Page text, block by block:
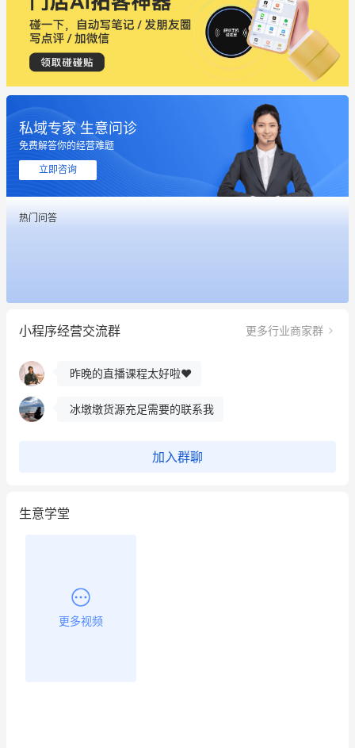
私域专家 生意问诊
免费解答你的经营难题
立即咨询
热门问答
小程序经营交流群 更多行业商家群
用有赞就能在微信、小红书同时经营了
餐饮也得靠私域和服务提高竞争力
昨晚的直播课程太好啦❤️
冰墩墩货源充足需要的联系我
加入群聊
生意学堂
更多视频